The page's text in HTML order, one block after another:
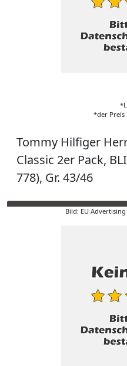
*der Preis
Tommy Hilfiger
Classic 2er Pack,
778), Gr. 43/46
Bild: EU